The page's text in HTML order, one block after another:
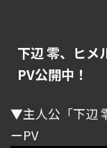
下辺 零、ヒメ
PV公開中！
▼主人公「下辺
ーPV